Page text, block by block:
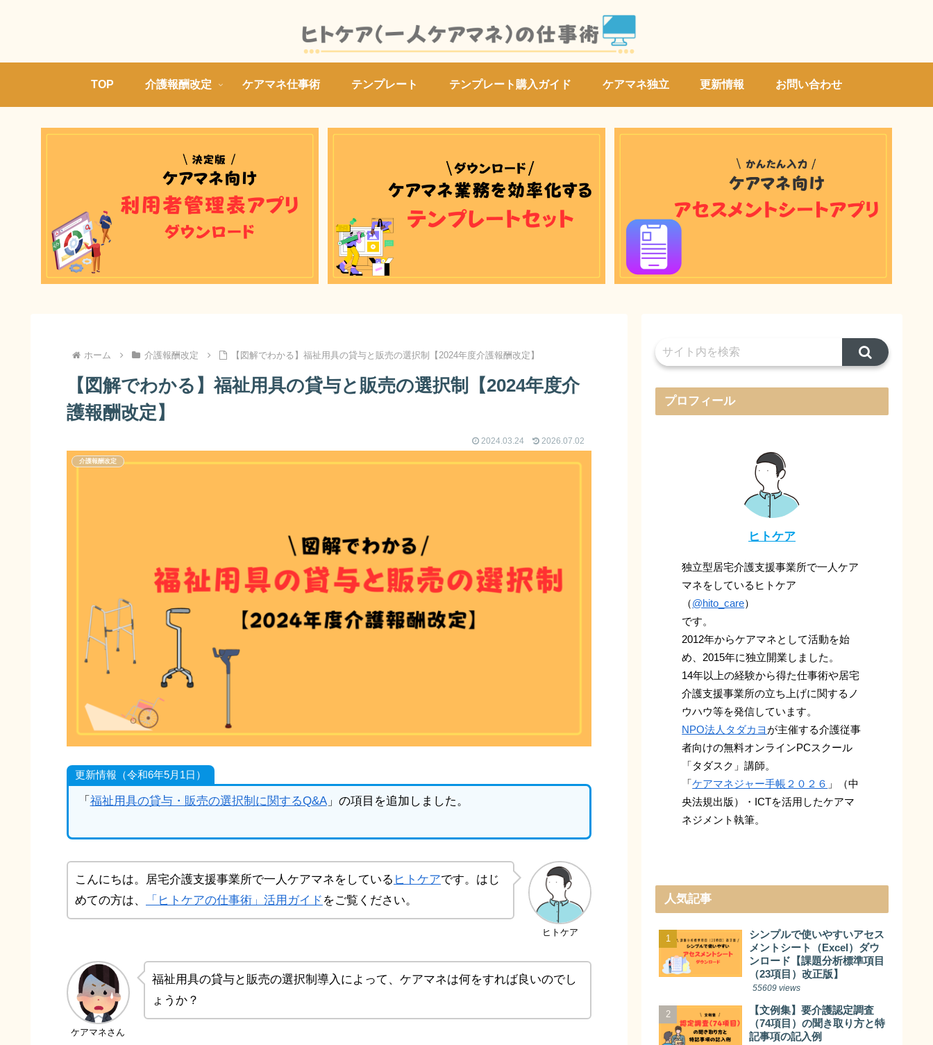
TOP 介護報酬改定 ケアマネ仕事術 テンプレート テンプレート購入ガイド ケアマネ独立 更新情報 お問い合わせ
ホーム 介護報酬改定 【図解でわかる】福祉用具の貸与と販売の選択制【2024年度介護報酬改定】
【図解でわかる】福祉用具の貸与と販売の選択制【2024年度介
護報酬改定】
2024.03.24 2026.07.02
介護報酬改定
更新情報（令和6年5月1日）
「 福祉用具の貸与・販売の選択制に関するQ&A」の項目を追加しました。
ヒトケア
こんにちは。居宅介護支援事業所で一人ケアマネをしている ヒトケアです。はじ
めての方は、
「ヒトケアの仕事術」活用ガイド をご覧ください。
ケアマネさん
福祉用具の貸与と販売の選択制導入によって、ケアマネは何をすれば良いのでし
ょうか？
プロフィール
ヒトケア
独立型居宅介護支援事業所で一人ケア
マネをしているヒトケア
（@hito_care）
です。
2012年からケアマネとして活動を始
め、2015年に独立開業しました。
14年以上の経験から得た仕事術や居宅
介護支援事業所の立ち上げに関するノ
ウハウ等を発信しています。
NPO法人タダカヨ が主催する介護従事
者向けの無料オンラインPCスクール
「タダスク」講師。
「ケアマネジャー手帳２０２６ 」（中
央法規出版）・ICTを活用したケアマ
ネジメント執筆。
人気記事
シンプルで使いやすいアセス
メントシート（Excel）ダウ
ンロード【課題分析標準項目
（23項目）改正版】
55609 views
【文例集】要介護認定調査
（74項目）の聞き取り方と特
記事項の記入例